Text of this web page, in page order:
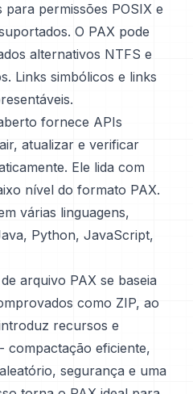
permissões POSIX e
O PAX pode
alternativos NTFS e
Links simbólicos e links
fornece APIs
atualizar e verificar
Ele lida com
nível do formato PAX.
várias linguagens,
Python, JavaScript,
arquivo PAX se baseia
como ZIP, ao
recursos e
compactação eficiente,
segurança e uma